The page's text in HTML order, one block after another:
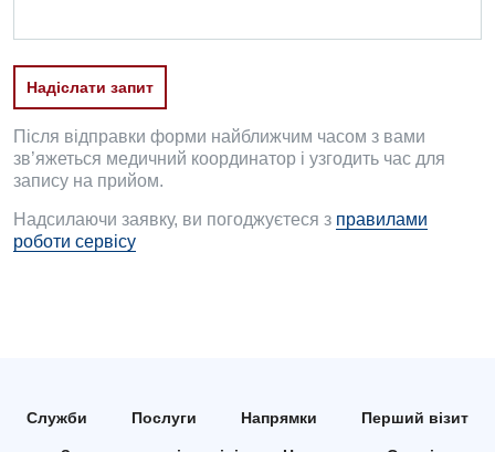
Дитяча кардіоревматологія
Дитяча неврологія
Дитяча ортопедія і травматологія
Дитяча оториноларингологія
Педіатрія
Надіслати запит
Після відправки форми найближчим часом з вами
зв’яжеться медичний координатор і узгодить час для
запису на прийом.
Надсилаючи заявку, ви погоджуєтеся з правилами
роботи сервісу
Служби Послуги Напрямки Перший візит